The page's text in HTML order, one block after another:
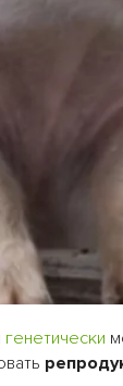
генетически